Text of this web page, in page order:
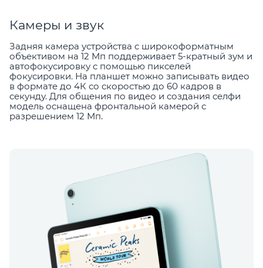
Камеры и звук
Задняя камера устройства с широкоформатным
объективом на 12 Мп поддерживает 5-кратный зум и
автофокусировку с помощью пикселей
фокусировки. На планшет можно записывать видео
в формате до 4К со скоростью до 60 кадров в
секунду. Для общения по видео и создания селфи
модель оснащена фронтальной камерой с
разрешением 12 Мп.